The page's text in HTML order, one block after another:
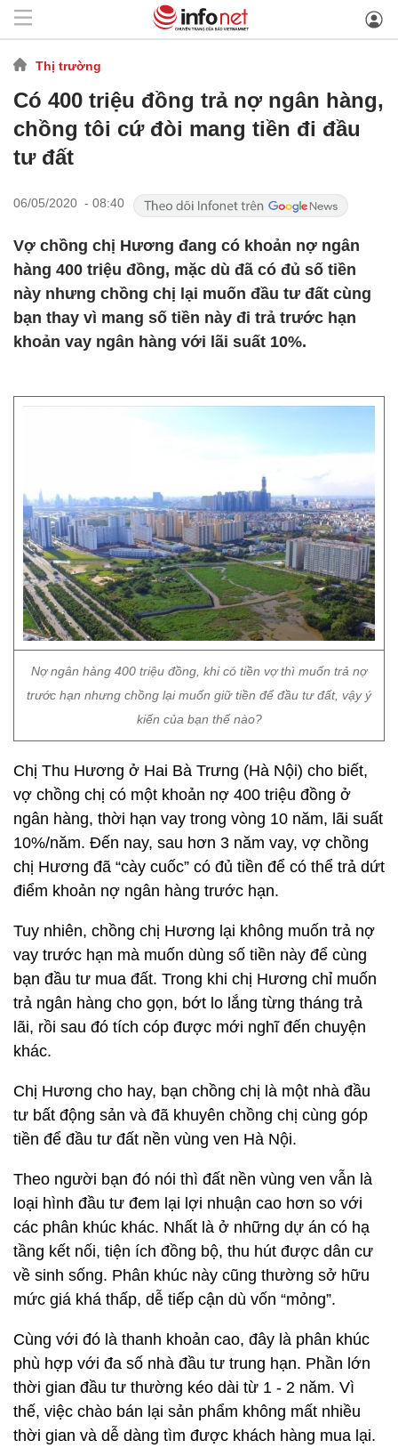
Thị trường
Có 400 triệu đồng trả nợ ngân hàng,
chồng tôi cứ đòi mang tiền đi đầu
tư đất
06/05/2020 - 08:40
Vợ chồng chị Hương đang có khoản nợ ngân
hàng 400 triệu đồng, mặc dù đã có đủ số tiền
này nhưng chồng chị lại muốn đầu tư đất cùng
bạn thay vì mang số tiền này đi trả trước hạn
khoản vay ngân hàng với lãi suất 10%.
Nợ ngân hàng 400 triệu đồng, khi có tiền vợ thì muốn trả nợ
trước hạn nhưng chồng lại muốn giữ tiền để đầu tư đất, vậy ý
kiến của bạn thế nào?
Chị Thu Hương ở Hai Bà Trưng (Hà Nội) cho biết,
vợ chồng chị có một khoản nợ 400 triệu đồng ở
ngân hàng, thời hạn vay trong vòng 10 năm, lãi suất
10%/năm. Đến nay, sau hơn 3 năm vay, vợ chồng
chị Hương đã “cày cuốc” có đủ tiền để có thể trả dứt
điểm khoản nợ ngân hàng trước hạn.
Tuy nhiên, chồng chị Hương lại không muốn trả nợ
vay trước hạn mà muốn dùng số tiền này để cùng
bạn đầu tư mua đất. Trong khi chị Hương chỉ muốn
trả ngân hàng cho gọn, bớt lo lắng từng tháng trả
lãi, rồi sau đó tích cóp được mới nghĩ đến chuyện
khác.
Chị Hương cho hay, bạn chồng chị là một nhà đầu
tư bất động sản và đã khuyên chồng chị cùng góp
tiền để đầu tư đất nền vùng ven Hà Nội.
Theo người bạn đó nói thì đất nền vùng ven vẫn là
loại hình đầu tư đem lại lợi nhuận cao hơn so với
các phân khúc khác. Nhất là ở những dự án có hạ
tầng kết nối, tiện ích đồng bộ, thu hút được dân cư
về sinh sống. Phân khúc này cũng thường sở hữu
mức giá khá thấp, dễ tiếp cận dù vốn “mỏng”.
Cùng với đó là thanh khoản cao, đây là phân khúc
phù hợp với đa số nhà đầu tư trung hạn. Phần lớn
thời gian đầu tư thường kéo dài từ 1 - 2 năm. Vì
thế, việc chào bán lại sản phẩm không mất nhiều
thời gian và dễ dàng tìm được khách hàng mua lại.